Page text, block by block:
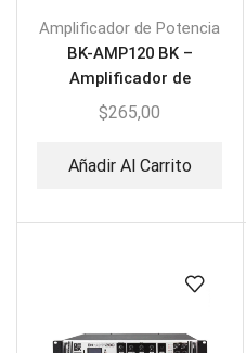
Amplificador de Potencia
BK-AMP120 BK –
Amplificador de
Potencia Profesional
$265,00
Añadir Al Carrito